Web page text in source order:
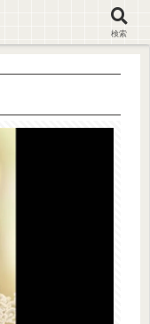
意 ▶確認する◀
検索